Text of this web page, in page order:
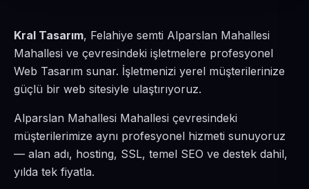
Kral Tasarım, Felahiye semti Alparslan Mahallesi
Mahallesi ve çevresindeki işletmelere profesyonel
Web Tasarım sunar. İşletmenizi yerel müşterilerinize
güçlü bir web sitesiyle ulaştırıyoruz.
Alparslan Mahallesi Mahallesi çevresindeki
müşterilerimize aynı profesyonel hizmeti sunuyoruz
— alan adı, hosting, SSL, temel SEO ve destek dahil,
yılda tek fiyatla.